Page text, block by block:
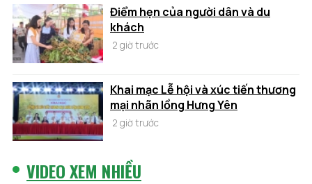
Điểm hẹn của người dân và du
khách
2 giờ trước
Khai mạc Lễ hội và xúc tiến thương
mại nhãn lồng Hưng Yên
2 giờ trước
VIDEO XEM NHIỀU